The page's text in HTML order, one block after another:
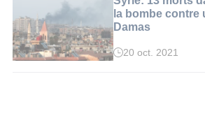
la bombe contre
Damas
Temps
20 oct. 2021